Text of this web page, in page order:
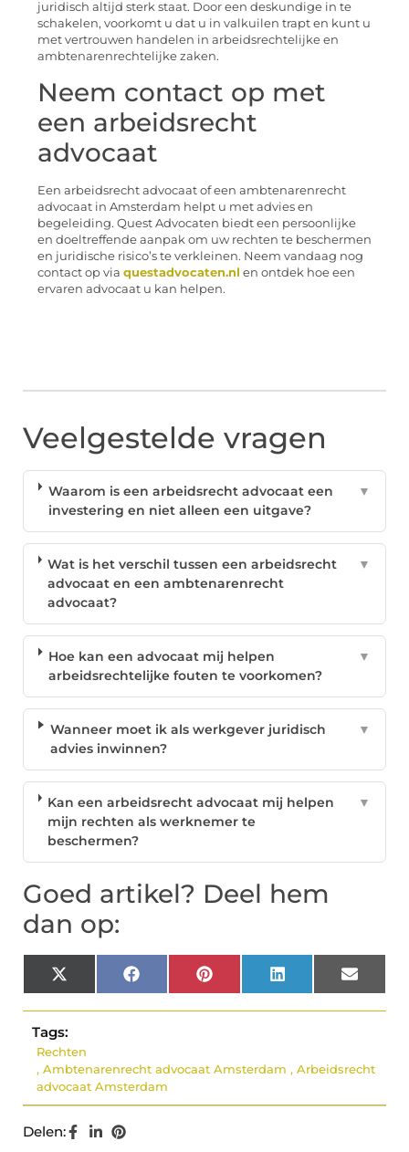
juridisch altijd sterk staat. Door een deskundige in te
schakelen, voorkomt u dat u in valkuilen trapt en kunt u
met vertrouwen handelen in arbeidsrechtelijke en
ambtenarenrechtelijke zaken.
Neem contact op met
een arbeidsrecht
advocaat
Een arbeidsrecht advocaat of een ambtenarenrecht
advocaat in Amsterdam helpt u met advies en
begeleiding. Quest Advocaten biedt een persoonlijke
en doeltreffende aanpak om uw rechten te beschermen
en juridische risico’s te verkleinen. Neem vandaag nog
contact op via questadvocaten.nl en ontdek hoe een
ervaren advocaat u kan helpen.
Veelgestelde vragen
Waarom is een arbeidsrecht advocaat een
investering en niet alleen een uitgave?
▼
Wat is het verschil tussen een arbeidsrecht
advocaat en een ambtenarenrecht
advocaat?
▼
Hoe kan een advocaat mij helpen
arbeidsrechtelijke fouten te voorkomen?
▼
Wanneer moet ik als werkgever juridisch
advies inwinnen?
▼
Kan een arbeidsrecht advocaat mij helpen
mijn rechten als werknemer te
beschermen?
▼
Goed artikel? Deel hem
dan op:
X
(Twitter)
Facebook Pinterest LinkedIn Email
Tags:
Rechten
, Ambtenarenrecht advocaat Amsterdam , Arbeidsrecht
advocaat Amsterdam
Delen: